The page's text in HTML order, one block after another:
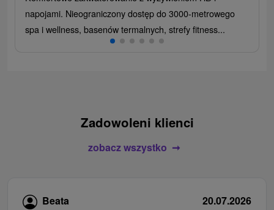
napojami. Nieograniczony dostęp do 3000-metrowego
spa i wellness, basenów termalnych, strefy fitness...
Zadowoleni klienci
zobacz wszystko
Beata 20.07.2026